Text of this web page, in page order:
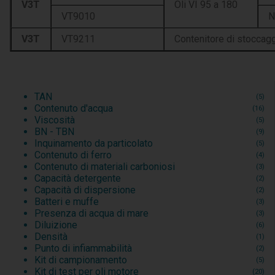
TAN (5)
Contenuto d'acqua (16)
Viscosità (5)
BN - TBN (9)
Inquinamento da particolato (5)
Contenuto di ferro (4)
Contenuto di materiali carboniosi (3)
Capacità detergente (2)
Capacità di dispersione (2)
Batteri e muffe (3)
Presenza di acqua di mare (3)
Diluizione (6)
Densità (1)
Punto di infiammabilità (2)
Kit di campionamento (5)
Kit di test per oli motore (20)
V3T
Oli VI 95 a 180
VT9010
V3T
VT9211 Contenitore di